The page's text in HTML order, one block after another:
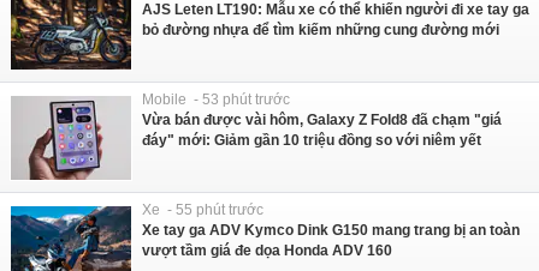
AJS Leten LT190: Mẫu xe có thể khiến người đi xe tay ga
bỏ đường nhựa để tìm kiếm những cung đường mới
Mobile - 53 phút trước
Vừa bán được vài hôm, Galaxy Z Fold8 đã chạm "giá
đáy" mới: Giảm gần 10 triệu đồng so với niêm yết
Xe - 55 phút trước
Xe tay ga ADV Kymco Dink G150 mang trang bị an toàn
vượt tầm giá đe dọa Honda ADV 160